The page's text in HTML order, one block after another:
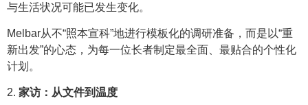
与生活状况可能已发生变化。
Melbar从不“照本宣科”地进行模板化的调研准备，而是以“重
新出发”的心态，为每一位长者制定最全面、最贴合的个性化
计划。
2. 家访：从文件到温度